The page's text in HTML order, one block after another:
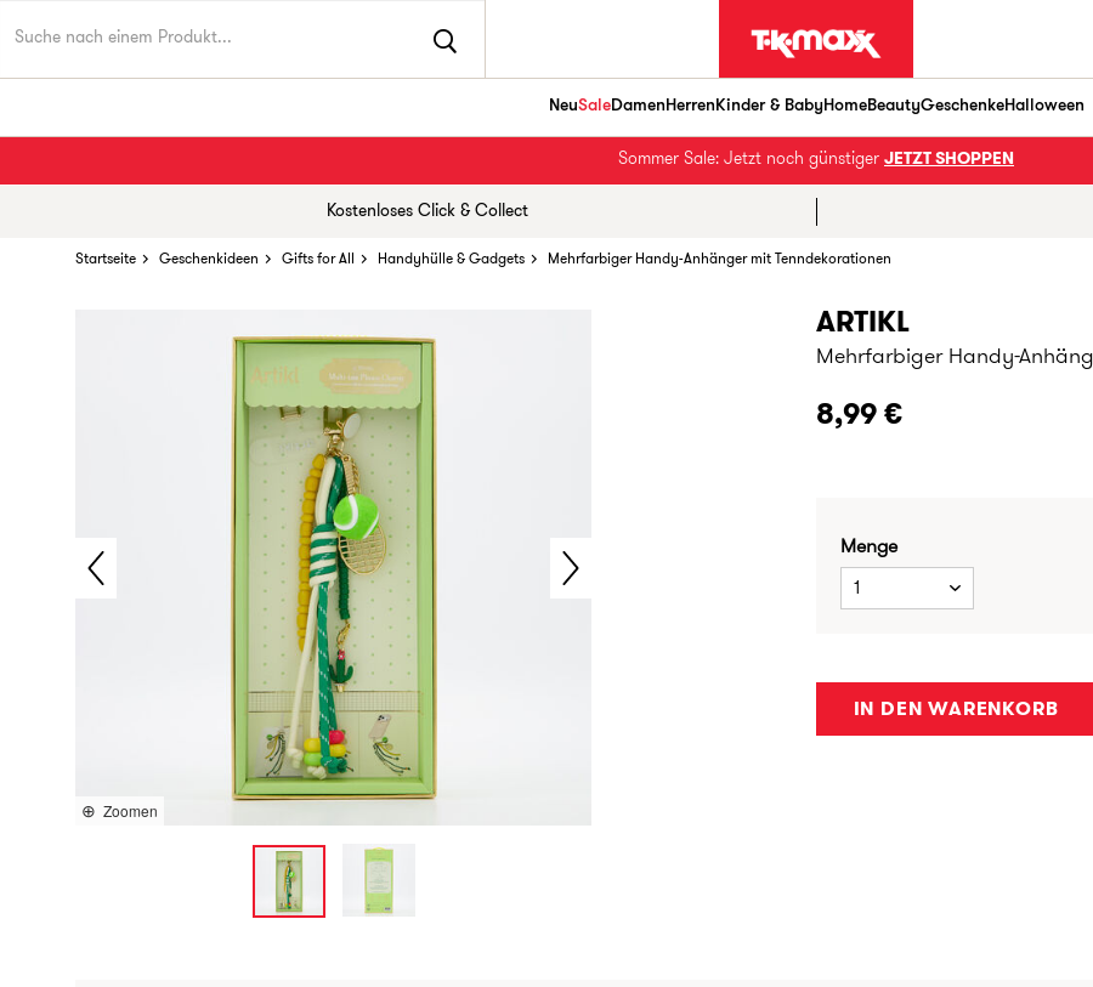
NeuSaleDamenHerrenKinder & BabyHomeBeautyGeschenkeHalloween
Sommer Sale: Jetzt noch günstiger JETZT SHOPPEN
Kostenloses Click & Collect
Startseite Geschenkideen Gifts for All Handyhülle & Gadgets Mehrfarbiger Handy-Anhänger mit Tenndekorationen
Ein seltener Schatz! Du bist eine der ersten Personen,
die dieses Produkt heute entdeckt haben
Zoomen
ARTIKL
Mehrfarbiger Handy-
8,99 €
Menge
1
IN DEN WARENKORB